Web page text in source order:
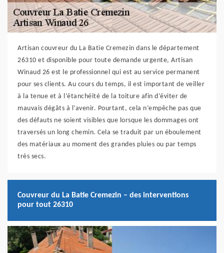
Artisan couvreur du La Batie Cremezin dans le département
26310 et disponible pour toute demande urgente, Artisan
Winaud 26 est le professionnel qui est au service permanent
pour ses clients. Au cours du temps, il est important de veiller
à la tenue et à l’étanchéité de la toiture afin d’éviter de
mauvais dégâts à l’avenir. Pourtant, cela n’empêche pas que
des défauts ne soient visibles que lorsque les dommages ont
traversés un long chemin. Cela se traduit par un éboulement
des matériaux au moment des grandes pluies ou par temps
très secs.
Couvreur du La Batie Cremezin – des interventions
pour tout 26310